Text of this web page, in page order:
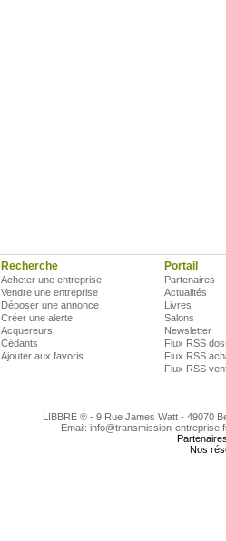
Recherche
Acheter une entreprise
Vendre une entreprise
Déposer une annonce
Créer une alerte
Acquereurs
Cédants
Ajouter aux favoris
Portail
Partenaires
Actualités
Livres
Salons
Newsletter
Flux RSS
Flux RSS
Flux RSS
LIBBRE ® - 9 Rue James Watt - 49070
Email: info@transmission-
Nos